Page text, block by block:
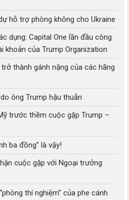
hỗ trợ phòng không cho Ukraine
dụng: Capital One lần đầu công
khoản của Trump Organization
thành gánh nặng của các hãng
ông Trump hậu thuẫn
trước thềm cuộc gặp Trump –
ba đồng” là vậy!
cuộc gặp với Ngoại trưởng
thí nghiệm” của phe cánh